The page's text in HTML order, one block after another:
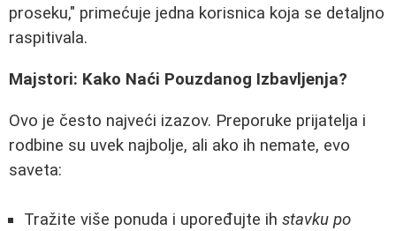
proseku," primećuje jedna korisnica koja se detaljno
raspitivala.
Majstori: Kako Naći Pouzdanog Izbavljenja?
Ovo je često najveći izazov. Preporuke prijatelja i
rodbine su uvek najbolje, ali ako ih nemate, evo
saveta:
Tražite više ponuda i upoređujte ih stavku po